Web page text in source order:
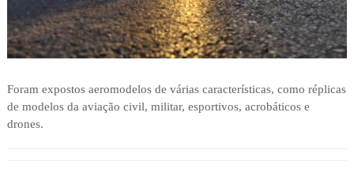
Foram expostos aeromodelos de várias características, como réplicas
de modelos da aviação civil, militar, esportivos, acrobáticos e
drones.